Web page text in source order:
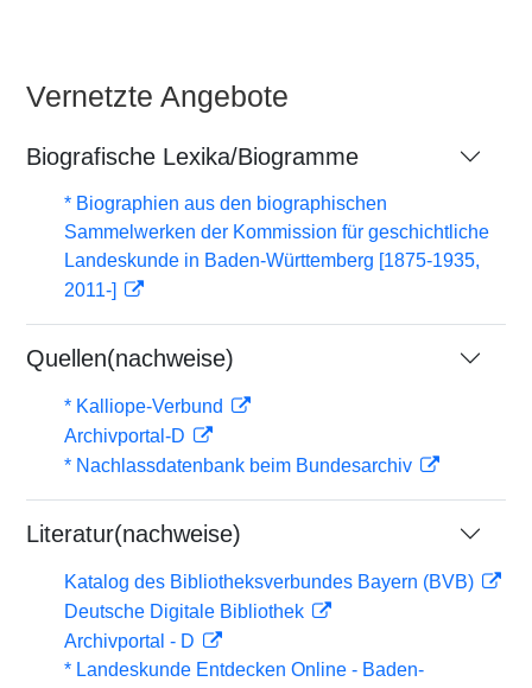
Vernetzte Angebote
Biografische Lexika/Biogramme
* Biographien aus den biographischen
Sammelwerken der Kommission für geschichtliche
Landeskunde in Baden-Württemberg [1875-1935,
2011-]
Quellen(nachweise)
* Kalliope-Verbund
Archivportal-D
* Nachlassdatenbank beim Bundesarchiv
Literatur(nachweise)
Katalog des Bibliotheksverbundes Bayern (BVB)
Deutsche Digitale Bibliothek
Archivportal - D
* Landeskunde Entdecken Online - Baden-